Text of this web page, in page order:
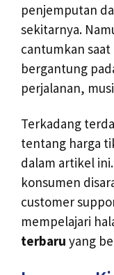
penjemputan
sekitarnya.
cantumkan saat
bergantung
perjalanan,
Terkadang
tentang harga
dalam artikel
konsumen
customer
mempelajari
terbaru yang